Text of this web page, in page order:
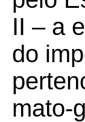
II – a
do
mato-